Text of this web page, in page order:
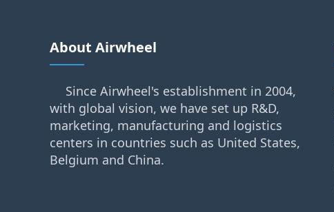
About Airwheel
Since Airwheel's establishment in 2004,
with global vision, we have set up R&D,
marketing, manufacturing and logistics
centers in countries such as United States,
Belgium and China.